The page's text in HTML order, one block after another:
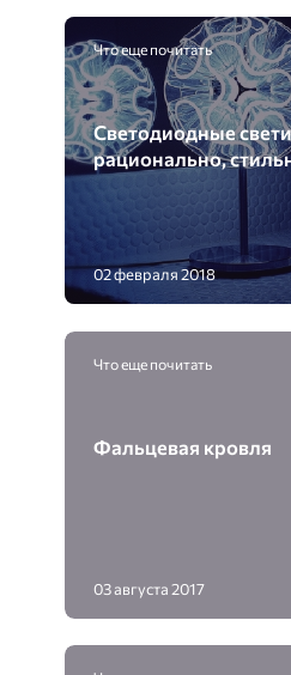
Что еще почитать
Светодиодные
рационально,
02 февраля 2018
Что еще почитать
Фальцевая кровля
03 августа 2017